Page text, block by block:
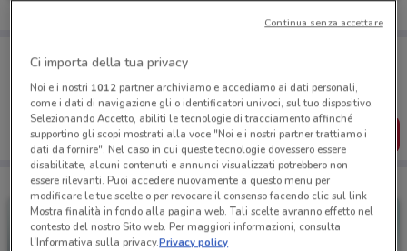
Puoi trovare le migliori offerte dei negozi vicino a te,
salvarle e creare la tua lista del risparmio, comodamente
dal tuo cellulare.
SCARICA L’APP
Ci importa della tua privacy
Noi e i nostri 1012partner archiviamo e accediamo ai dati personali,
come i dati di navigazione gli o identificatori univoci, sul tuo dispositivo.
Selezionando Accetto, abiliti le tecnologie di tracciamento affinché
supportino gli scopi mostrati alla voce "Noi e i nostri partner trattiamo i
dati da fornire". Nel caso in cui queste tecnologie dovessero essere
disabilitate, alcuni contenuti e annunci visualizzati potrebbero non
essere rilevanti. Puoi accedere nuovamente a questo menu per
modificare le tue scelte o per revocare il consenso facendo clic sul link
Mostra finalità in fondo alla pagina web. Tali scelte avranno effetto nel
contesto del nostro Sito web. Per maggiori informazioni, consulta
l'Informativa sulla privacy.Privacy policy
Continua senza accettare